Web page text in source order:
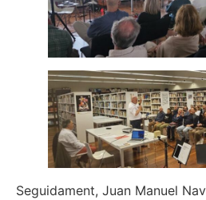
Seguidament, Juan Manuel